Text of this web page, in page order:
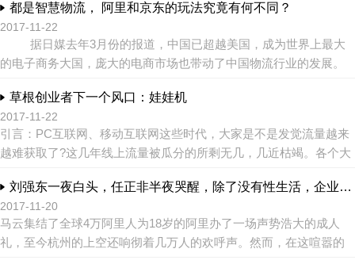
专业术语。 ...
都是智慧物流， 阿里和京东的玩法究竟有何不同？
2017-11-22
据日媒去年3月份的报道，中国已超越美国，成为世界上最大
的电子商务大国，庞大的电商市场也带动了中国物流行业的发展。
草根创业者下一个风口：娃娃机
2017-11-22
引言：PC互联网、移动互联网这些时代，大家是不是发觉流量越来
越难获取了?这几年线上流量被瓜分的所剩无几，几近枯竭。各个大
刘强东一夜白头，任正非半夜哭醒，除了没有性生活，企业家更加：死不起、放不下
2017-11-20
马云集结了全球4万阿里人为18岁的阿里办了一场声势浩大的成人
礼，至今杭州的上空还响彻着几万人的欢呼声。然而，在这喧嚣的